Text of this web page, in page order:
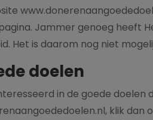
Jammer genoeg heeft
Het is daarom nog niet
doelen
in de goede doelen
klik dan